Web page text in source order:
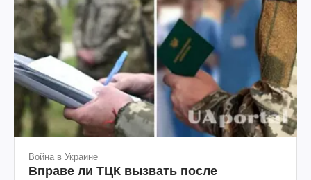
Война в Украине
Вправе ли ТЦК вызвать после